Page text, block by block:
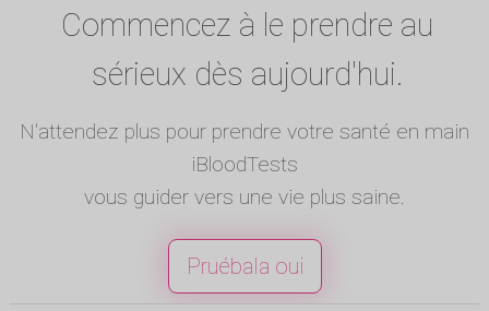
Commencez à le prendre au
sérieux dès aujourd'hui.
N'attendez plus pour prendre votre santé en main
iBloodTests
vous guider vers une vie plus saine.
Pruébala oui